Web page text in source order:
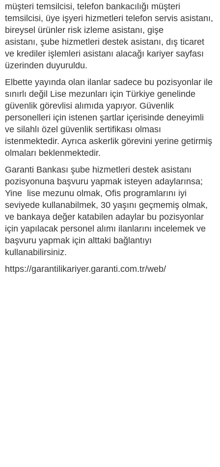
müşteri temsilcisi, telefon bankacılığı müşteri
temsilcisi, üye işyeri hizmetleri telefon servis asistanı,
bireysel ürünler risk izleme asistanı, gişe
asistanı, şube hizmetleri destek asistanı, dış ticaret
ve krediler işlemleri asistanı alacağı kariyer sayfası
üzerinden duyuruldu.
Elbette yayında olan ilanlar sadece bu pozisyonlar ile
sınırlı değil Lise mezunları için Türkiye genelinde
güvenlik görevlisi alımıda yapıyor. Güvenlik
personelleri için istenen şartlar içerisinde deneyimli
ve silahlı özel güvenlik sertifikası olması
istenmektedir. Ayrıca askerlik görevini yerine getirmiş
olmaları beklenmektedir.
Garanti Bankası şube hizmetleri destek asistanı
pozisyonuna başvuru yapmak isteyen adaylarınsa;
Yine lise mezunu olmak, Ofis programlarını iyi
seviyede kullanabilmek, 30 yaşını geçmemiş olmak,
ve bankaya değer katabilen adaylar bu pozisyonlar
için yapılacak personel alımı ilanlarını incelemek ve
başvuru yapmak için alttaki bağlantıyı
kullanabilirsiniz.
https://garantilikariyer.garanti.com.tr/web/